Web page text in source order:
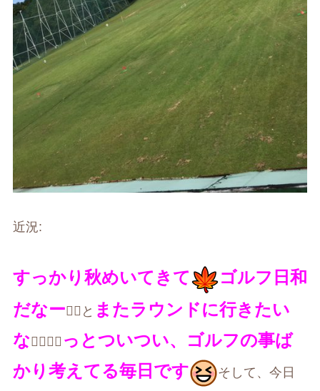
近況:
すっかり秋めいてきて
ゴルフ日和
だなー🏌️‍♀️と またラウンドに行きたい
な🏌️‍♀️🏌️‍♀️ っとついつい、ゴルフの事ば
かり考えてる毎日です
そして、今日